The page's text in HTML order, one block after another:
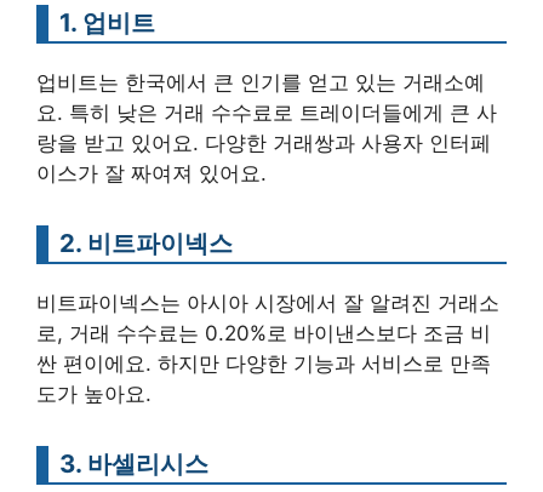
1. 업비트
업비트는 한국에서 큰 인기를 얻고 있는 거래소예
요. 특히 낮은 거래 수수료로 트레이더들에게 큰 사
랑을 받고 있어요. 다양한 거래쌍과 사용자 인터페
이스가 잘 짜여져 있어요.
2. 비트파이넥스
비트파이넥스는 아시아 시장에서 잘 알려진 거래소
로, 거래 수수료는 0.20%로 바이낸스보다 조금 비
싼 편이에요. 하지만 다양한 기능과 서비스로 만족
도가 높아요.
3. 바셀리시스